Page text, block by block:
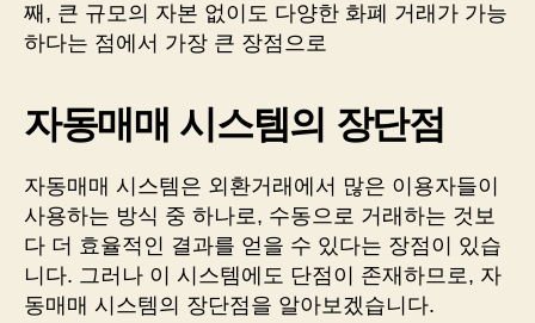
째, 큰 규모의 자본 없이도 다양한 화폐 거래가 가능
하다는 점에서 가장 큰 장점으로
자동매매 시스템의 장단점
자동매매 시스템은 외환거래에서 많은 이용자들이
사용하는 방식 중 하나로, 수동으로 거래하는 것보
다 더 효율적인 결과를 얻을 수 있다는 장점이 있습
니다. 그러나 이 시스템에도 단점이 존재하므로, 자
동매매 시스템의 장단점을 알아보겠습니다.